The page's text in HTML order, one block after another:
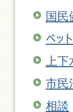
国民
ペッ
上
市民
相談